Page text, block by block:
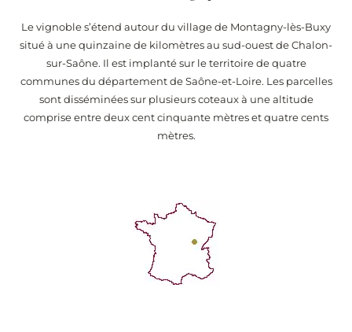
Le vignoble s’étend autour du village de Montagny-lès-Buxy
situé à une quinzaine de kilomètres au sud-ouest de Chalon-
sur-Saône. Il est implanté sur le territoire de quatre
communes du département de Saône-et-Loire. Les parcelles
sont disséminées sur plusieurs coteaux à une altitude
comprise entre deux cent cinquante mètres et quatre cents
mètres.